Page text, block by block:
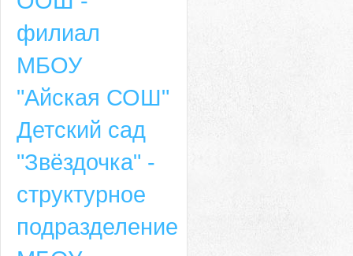
филиал
МБОУ
"Айская СОШ"
Детский сад
"Звёздочка" -
структурное
подразделение